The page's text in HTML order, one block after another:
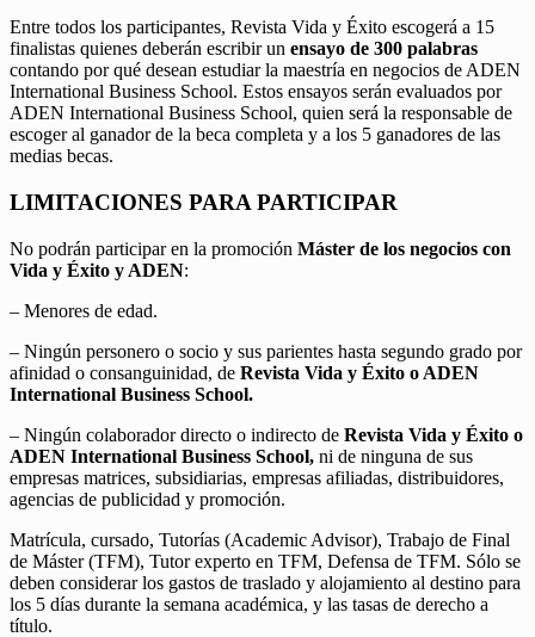
Entre todos los participantes, Revista Vida y Éxito escogerá a 15
finalistas quienes deberán escribir un ensayo de 300 palabras
contando por qué desean estudiar la maestría en negocios de ADEN
International Business School. Estos ensayos serán evaluados por
ADEN International Business School, quien será la responsable de
escoger al ganador de la beca completa y a los 5 ganadores de las
medias becas.
LIMITACIONES PARA PARTICIPAR
No podrán participar en la promoción Máster de los negocios con
Vida y Éxito y ADEN:
– Menores de edad.
– Ningún personero o socio y sus parientes hasta segundo grado por
afinidad o consanguinidad, de Revista Vida y Éxito o ADEN
International Business School.
– Ningún colaborador directo o indirecto de Revista Vida y Éxito o
ADEN International Business School, ni de ninguna de sus
empresas matrices, subsidiarias, empresas afiliadas, distribuidores,
agencias de publicidad y promoción.
Matrícula, cursado, Tutorías (Academic Advisor), Trabajo de Final
de Máster (TFM), Tutor experto en TFM, Defensa de TFM. Sólo se
deben considerar los gastos de traslado y alojamiento al destino para
los 5 días durante la semana académica, y las tasas de derecho a
título.